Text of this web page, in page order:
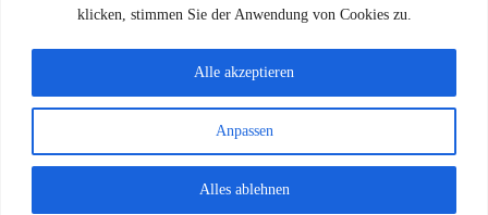
klicken, stimmen Sie der Anwendung von Cookies zu.
Anpassen
Alles ablehnen
Alle akzeptieren
Kontakt
© 2026 SV 1923 Enkenbach e.V.